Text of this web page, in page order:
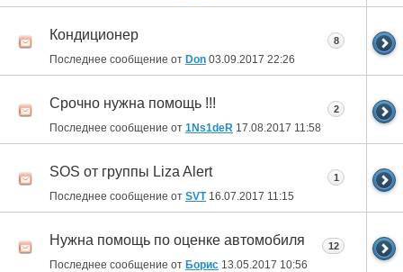
Кондиционер
Последнее сообщение от Don 03.09.2017 22:26
8
Срочно нужна помощь !!!
Последнее сообщение от 1Ns1deR 17.08.2017 11:58
2
SOS от группы Liza Alert
Последнее сообщение от SVT16.07.2017 11:15
1
Нужна помощь по оценке автомобиля
Последнее сообщение от Борис 13.05.2017 10:56
12